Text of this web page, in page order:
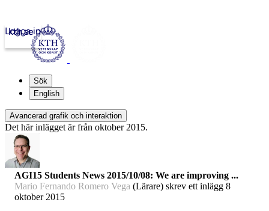
kth.se
Logga in
Sök
English
Avancerad grafik och interaktion
Det här inlägget är från oktober 2015.
AGI15 Students News 2015/10/08: We are improving ...
Mario Fernando Romero Vega (Lärare) skrev ett inlägg 8
oktober 2015